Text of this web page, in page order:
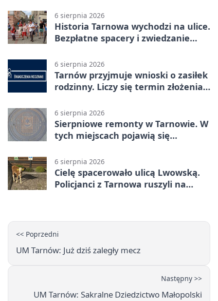
6 sierpnia 2026
Historia Tarnowa wychodzi na ulice.
Bezpłatne spacery i zwiedzanie
6 sierpnia 2026
Tarnów przyjmuje wnioski o zasiłek
rodzinny. Liczy się termin złożenia
6 sierpnia 2026
Sierpniowe remonty w Tarnowie. W
tych miejscach pojawią się
6 sierpnia 2026
Cielę spacerowało ulicą Lwowską.
Policjanci z Tarnowa ruszyli na
<< Poprzedni
UM Tarnów: Już dziś zaległy mecz
Następny >>
UM Tarnów: Sakralne Dziedzictwo Małopolski